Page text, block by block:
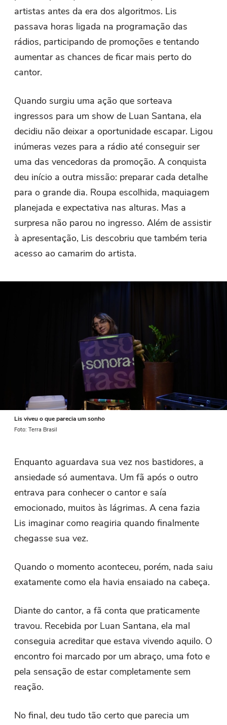
artistas antes da era dos algoritmos. Lis
passava horas ligada na programação das
rádios, participando de promoções e tentando
aumentar as chances de ficar mais perto do
cantor.
Quando surgiu uma ação que sorteava
ingressos para um show de Luan Santana, ela
decidiu não deixar a oportunidade escapar. Ligou
inúmeras vezes para a rádio até conseguir ser
uma das vencedoras da promoção. A conquista
deu início a outra missão: preparar cada detalhe
para o grande dia. Roupa escolhida, maquiagem
planejada e expectativa nas alturas. Mas a
surpresa não parou no ingresso. Além de assistir
à apresentação, Lis descobriu que também teria
acesso ao camarim do artista.
Lis viveu o que parecia um sonho
Foto: Terra Brasil
Enquanto aguardava sua vez nos bastidores, a
ansiedade só aumentava. Um fã após o outro
entrava para conhecer o cantor e saía
emocionado, muitos às lágrimas. A cena fazia
Lis imaginar como reagiria quando finalmente
chegasse sua vez.
Quando o momento aconteceu, porém, nada saiu
exatamente como ela havia ensaiado na cabeça.
Diante do cantor, a fã conta que praticamente
travou. Recebida por Luan Santana, ela mal
conseguia acreditar que estava vivendo aquilo. O
encontro foi marcado por um abraço, uma foto e
pela sensação de estar completamente sem
reação.
No final, deu tudo tão certo que parecia um